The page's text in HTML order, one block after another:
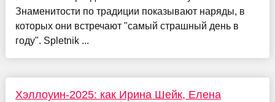
Знаменитости по традиции показывают наряды, в
которых они встречают "самый страшный день в
году". Spletnik ...
Хэллоуин-2025: как Ирина Шейк, Елена